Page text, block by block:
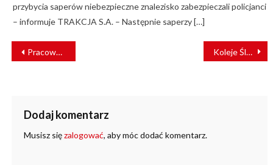
przybycia saperów niebezpieczne znalezisko zabezpieczali policjanci
– informuje TRAKCJA S.A. – Następnie saperzy […]
NAWIGACJA
WPISU
Pracownicy POLREGIO otrzymają dodatkowe pieniądze Koleje Śląskie ponownie wydzierżawią EN57AKM od Kolei Mazowieckich
Dodaj komentarz
Musisz sięzalogować, aby móc dodać komentarz.